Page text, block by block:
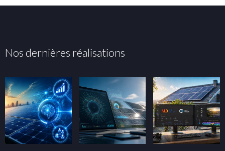
Nos dernières réalisations